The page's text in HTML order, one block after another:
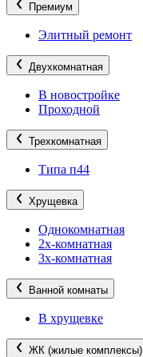
Премиум
Элитный ремонт
Двухкомнатная
В новостройке
Проходной
Трехкомнатная
Типа п44
Хрущевка
Однокомнатная
2х-комнатная
3х-комнатная
Ванной комнаты
В хрущевке
ЖК (жилые комплексы)